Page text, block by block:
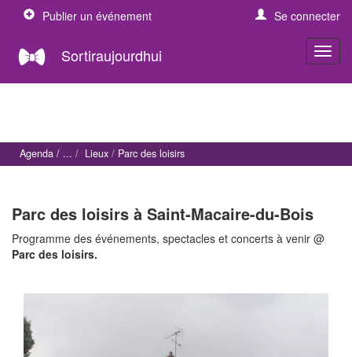
Publier un événement Se connecter
Sortiraujourdhui
Agenda Lieux Parc des loisirs
Parc des loisirs à Saint-Macaire-du-Bois
Programme des événements, spectacles et concerts à venir @
Parc des loisirs.